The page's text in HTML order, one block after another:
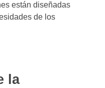
están diseñadas
de los
la